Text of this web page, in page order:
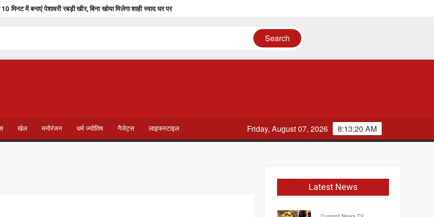
10 मिनट में बनाएं पेशावरी रबड़ी खीर, बिना खोया मिलेगा शाही स्वाद घर पर
में फिर उबाल
खेल मनोरंजन धर्म ज्योतिष गैजेट्स लाइफस्टाइल 8:13:21 AM
Friday, August 07, 2026
Latest News